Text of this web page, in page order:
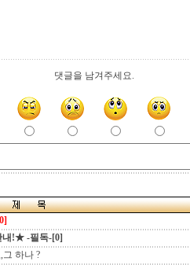
댓글을 남겨주세요.
내!★ -필독-[0]
하나 ?